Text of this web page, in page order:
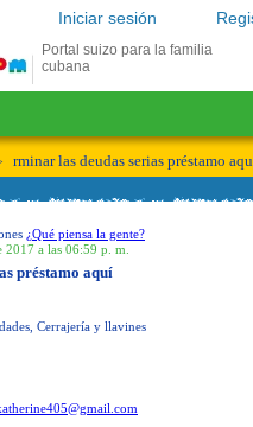
Iniciar sesión
Portal suizo para la familia
cubana
rminar las deudas serias préstamo
¿Qué piensa la gente?
a las 06:59 p. m.
préstamo aquí
Cerrajería y llavines